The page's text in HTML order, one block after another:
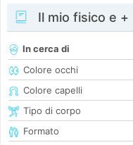
Il mio fisico e +
In cerca di
Colore occhi
Colore capelli
Tipo di corpo
Formato